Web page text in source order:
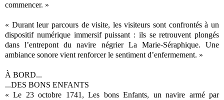
commencer. »
« Durant leur parcours de visite, les visiteurs sont confrontés à un
dispositif numérique immersif puissant : ils se retrouvent plongés
dans l’entrepont du navire négrier La Marie-Séraphique. Une
ambiance sonore vient renforcer le sentiment d’enfermement. »
À BORD...
...DES BONS ENFANTS
« Le 23 octobre 1741, Les bons Enfants, un navire armé par